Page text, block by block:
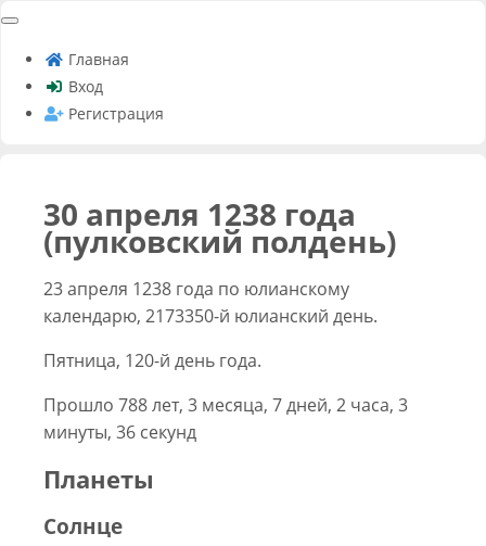
Главная
Вход
Регистрация
30 апреля 1238 года
(пулковский полдень)
23 апреля 1238 года по юлианскому
календарю, 2173350-й юлианский день.
Пятница, 120-й день года.
Прошло 788 лет, 3 месяца, 7 дней, 2 часа, 3
минуты, 36 секунд
Планеты
Солнце